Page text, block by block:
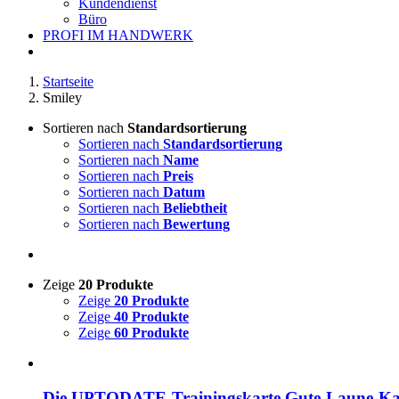
Kundendienst
Büro
PROFI IM HANDWERK
Startseite
Smiley
Sortieren nach Standardsortierung
Sortieren nach Standardsortierung
Sortieren nach Name
Sortieren nach Preis
Sortieren nach Datum
Sortieren nach Beliebtheit
Sortieren nach Bewertung
Zeige 20 Produkte
Zeige 20 Produkte
Zeige 40 Produkte
Zeige 60 Produkte